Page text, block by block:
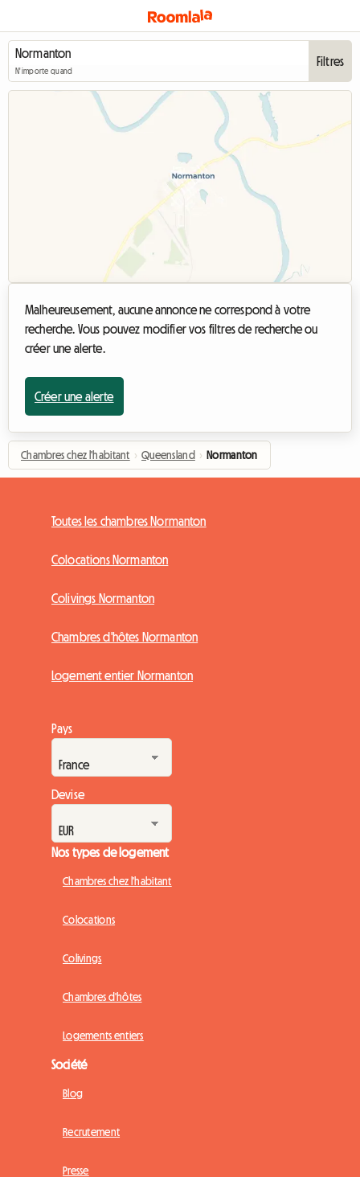
N'importe quand
Filtres
Malheureusement, aucune annonce ne correspond à votre
recherche. Vous pouvez modifier vos filtres de recherche ou
créer une alerte.
Créer une alerte
Chambres chez l'habitant › Queensland › Normanton
Toutes les chambres Normanton
Colocations Normanton
Colivings Normanton
Chambres d'hôtes Normanton
Logement entier Normanton
Pays
Devise
Nos types de logement
Chambres chez l'habitant
Colocations
Colivings
Chambres d'hôtes
Logements entiers
Société
Blog
Recrutement
Presse